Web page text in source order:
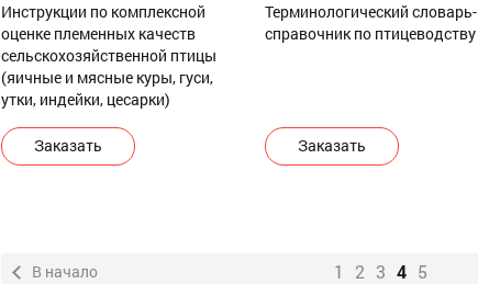
Инструкции по комплексной
оценке племенных качеств
сельскохозяйственной птицы
(яичные и мясные куры, гуси,
утки, индейки, цесарки)
Заказать
Терминологический словарь-
справочник по птицеводству
Заказать
В начало 1 2 3 4 5